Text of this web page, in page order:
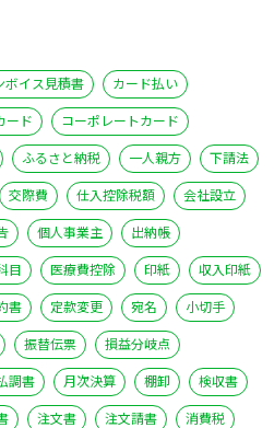
ボイス見積書
カード払い
ード
コーポレートカード
ふるさと納税 一人親方
下請法
交際費 仕入控除税額
会社設立
個人事業主
出納帳
目 医療費控除 印紙
収入印紙
書 定款変更 宛名
小切手
振替伝票
損益分岐点
調書 月次決算 棚卸
検収書
注文書 注文請書
消費税